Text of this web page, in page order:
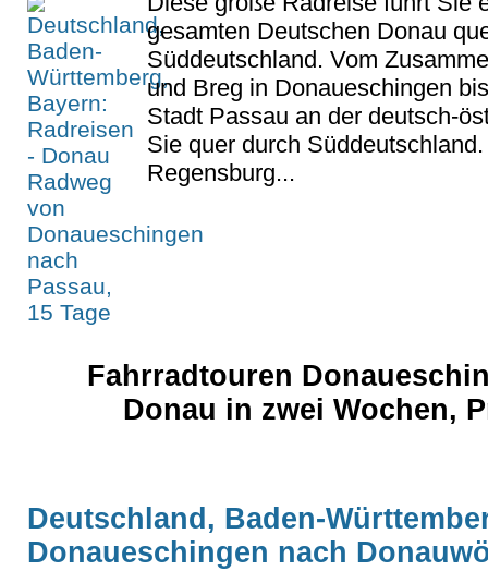
gesamten Deutschen Donau
Süddeutschland. Vom
und Breg in Donaueschingen
Stadt Passau an der deutsch-
Sie quer durch
Regensburg...
Fahrradtouren
Donau in zwei Wochen,
Deutschland, Baden-
Donaueschingen nach